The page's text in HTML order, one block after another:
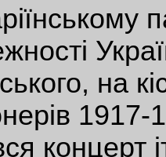
на
1917-
концерт